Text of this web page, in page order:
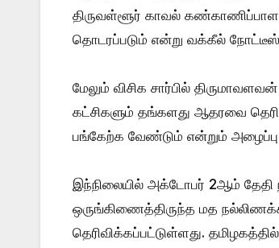
திருவள்ளூர் காவல்
தொடரப்படும் என்று வக்கீல் நோட்டீஸ்
மேலும் விசிக சார்பில்
கட்சிகளும் தங்களது ஆதரவை
பங்கேற்க வேண்டும் என்றும் அழைப்பு
இந்நிலையில் அக்டோபர் 2ஆம் தேதி
ஒருங்கிணைத்திருந்த மத
தெரிவிக்கப்பட்டுள்ளது.